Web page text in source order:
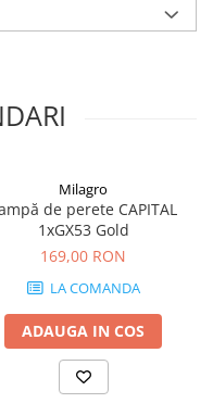
Milagro
de perete CAPITAL
1xGX53 Gold
169,00 RON
LA COMANDA
ADAUGA IN COS